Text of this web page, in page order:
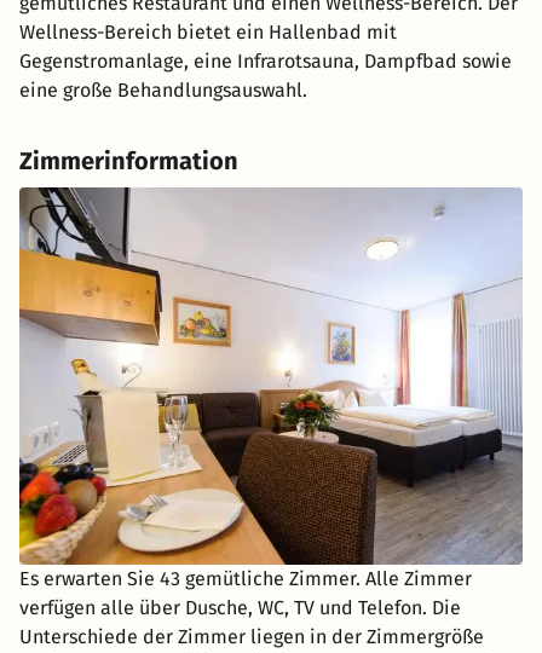
Wellness-Bereich bietet ein Hallenbad mit
Gegenstromanlage, eine Infrarotsauna, Dampfbad sowie
eine große Behandlungsauswahl.
Zimmerinformation
Es erwarten Sie 43 gemütliche Zimmer. Alle Zimmer
verfügen alle über Dusche, WC, TV und Telefon. Die
Unterschiede der Zimmer liegen in der Zimmergröße